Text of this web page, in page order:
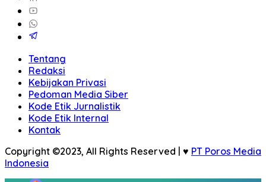
Tentang
Redaksi
Kebijakan Privasi
Pedoman Media Siber
Kode Etik Jurnalistik
Kode Etik Internal
Kontak
Copyright ©2023, All Rights Reserved | ♥ PT Poros Media
Indonesia